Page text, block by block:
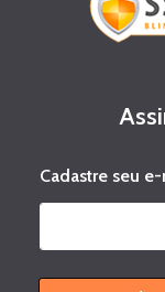
e
u
-
a
Cadastre seu